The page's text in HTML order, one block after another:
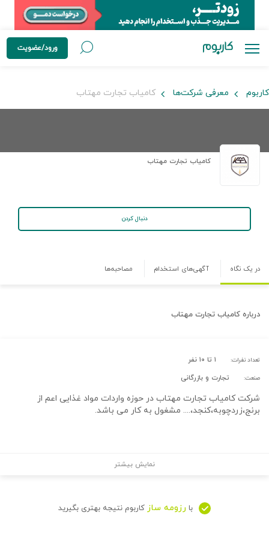
ورود/عضویت
کاربوم معرفی شرکت‌ها کامیاب تجارت مهتاب
کامیاب تجارت مهتاب
دنبال کردن
در یک نگاه آگهی‌های استخدام مصاحبه‌ها
درباره کامیاب تجارت مهتاب
تعداد نفرات: ۱ تا ۱۰ نفر
صنعت: تجارت و بازرگانی
شرکت کامیاب تجارت مهتاب در حوزه واردات مواد غذایی اعم از
برنج،زردچوبه،کنجد،.... مشغول به کار می باشد.
نمایش بیشتر
با رزومه ساز کاربوم نتیجه بهتری بگیرید